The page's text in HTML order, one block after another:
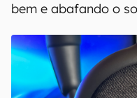
bem e abafando o